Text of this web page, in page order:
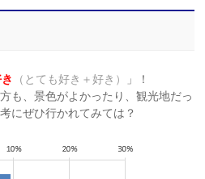
（とても好き＋好き）
」！
も、景色がよかったり、観光地だっ
にぜひ行かれてみては？